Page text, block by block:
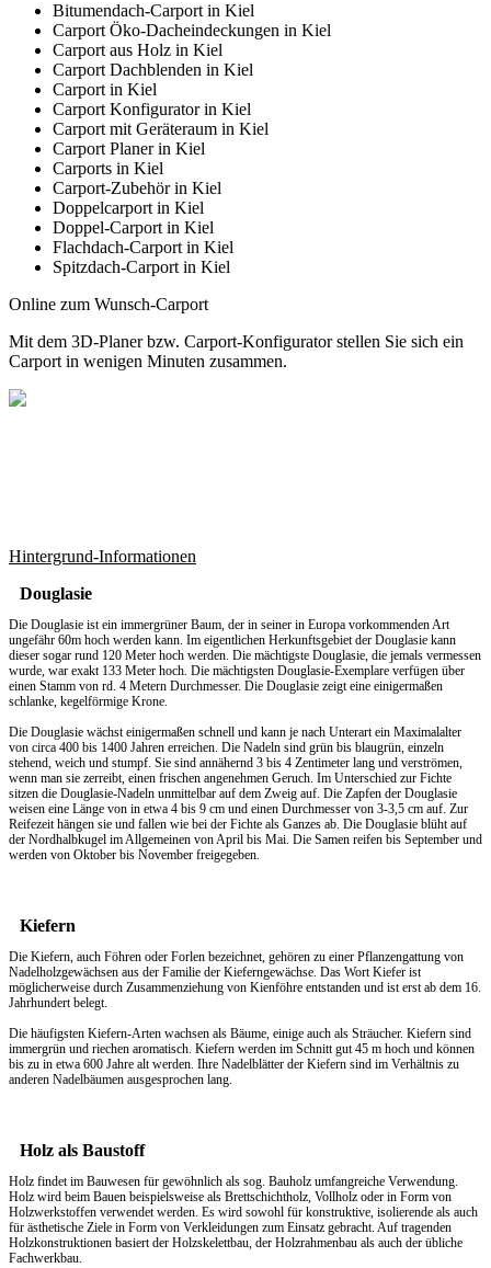
Bitumendach-Carport in Kiel
Carport Öko-Dacheindeckungen in Kiel
Carport aus Holz in Kiel
Carport Dachblenden in Kiel
Carport in Kiel
Carport Konfigurator in Kiel
Carport mit Geräteraum in Kiel
Carport Planer in Kiel
Carports in Kiel
Carport-Zubehör in Kiel
Doppelcarport in Kiel
Doppel-Carport in Kiel
Flachdach-Carport in Kiel
Spitzdach-Carport in Kiel
Online zum Wunsch-Carport
Mit dem 3D-Planerbzw. Carport-Konfiguratorstellen Sie sich ein
Carport in wenigen Minuten zusammen.
Hintergrund-Informationen
Douglasie
Die Douglasie ist ein immergrüner Baum, der in seiner in Europa vorkommenden Art
ungefähr 60m hoch werden kann. Im eigentlichen Herkunftsgebiet der Douglasie kann
dieser sogar rund 120 Meter hoch werden. Die mächtigste Douglasie, die jemals vermessen
wurde, war exakt 133 Meter hoch. Die mächtigsten Douglasie-Exemplare verfügen über
einen Stamm von rd. 4 Metern Durchmesser. Die Douglasie zeigt eine einigermaßen
schlanke, kegelförmige Krone.
Die Douglasie wächst einigermaßen schnell und kann je nach Unterart ein Maximalalter
von circa 400 bis 1400 Jahren erreichen. Die Nadeln sind grün bis blaugrün, einzeln
stehend, weich und stumpf. Sie sind annähernd 3 bis 4 Zentimeter lang und verströmen,
wenn man sie zerreibt, einen frischen angenehmen Geruch. Im Unterschied zur Fichte
sitzen die Douglasie-Nadeln unmittelbar auf dem Zweig auf. Die Zapfen der Douglasie
weisen eine Länge von in etwa 4 bis 9 cm und einen Durchmesser von 3-3,5 cm auf. Zur
Reifezeit hängen sie und fallen wie bei der Fichte als Ganzes ab. Die Douglasie blüht auf
der Nordhalbkugel im Allgemeinen von April bis Mai. Die Samen reifen bis September und
werden von Oktober bis November freigegeben.
Kiefern
Die Kiefern, auch Föhren oder Forlen bezeichnet, gehören zu einer Pflanzengattung von
Nadelholzgewächsen aus der Familie der Kieferngewächse. Das Wort Kiefer ist
möglicherweise durch Zusammenziehung von Kienföhre entstanden und ist erst ab dem 16.
Jahrhundert belegt.
Die häufigsten Kiefern-Arten wachsen als Bäume, einige auch als Sträucher. Kiefern sind
immergrün und riechen aromatisch. Kiefern werden im Schnitt gut 45 m hoch und können
bis zu in etwa 600 Jahre alt werden. Ihre Nadelblätter der Kiefern sind im Verhältnis zu
anderen Nadelbäumen ausgesprochen lang.
Holz als Baustoff
Holz findet im Bauwesen für gewöhnlich als sog. Bauholz umfangreiche Verwendung.
Holz wird beim Bauen beispielsweise als Brettschichtholz, Vollholz oder in Form von
Holzwerkstoffen verwendet werden. Es wird sowohl für konstruktive, isolierende als auch
für ästhetische Ziele in Form von Verkleidungen zum Einsatz gebracht. Auf tragenden
Holzkonstruktionen basiert der Holzskelettbau, der Holzrahmenbau als auch der übliche
Fachwerkbau.